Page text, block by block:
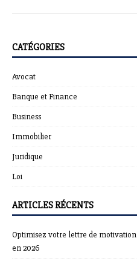
CATÉGORIES
Avocat
Banque et Finance
Business
Immobilier
Juridique
Loi
ARTICLES RÉCENTS
Optimisez votre lettre de
en 2026